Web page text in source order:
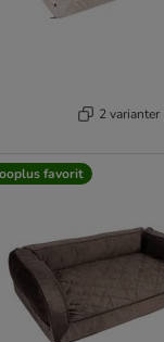
2 varianter
favorit